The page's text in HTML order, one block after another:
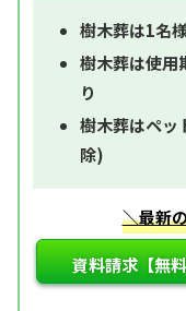
樹木葬は1名
樹木葬は使用
り
樹木葬はペッ
除)
＼最新
資料請求【無